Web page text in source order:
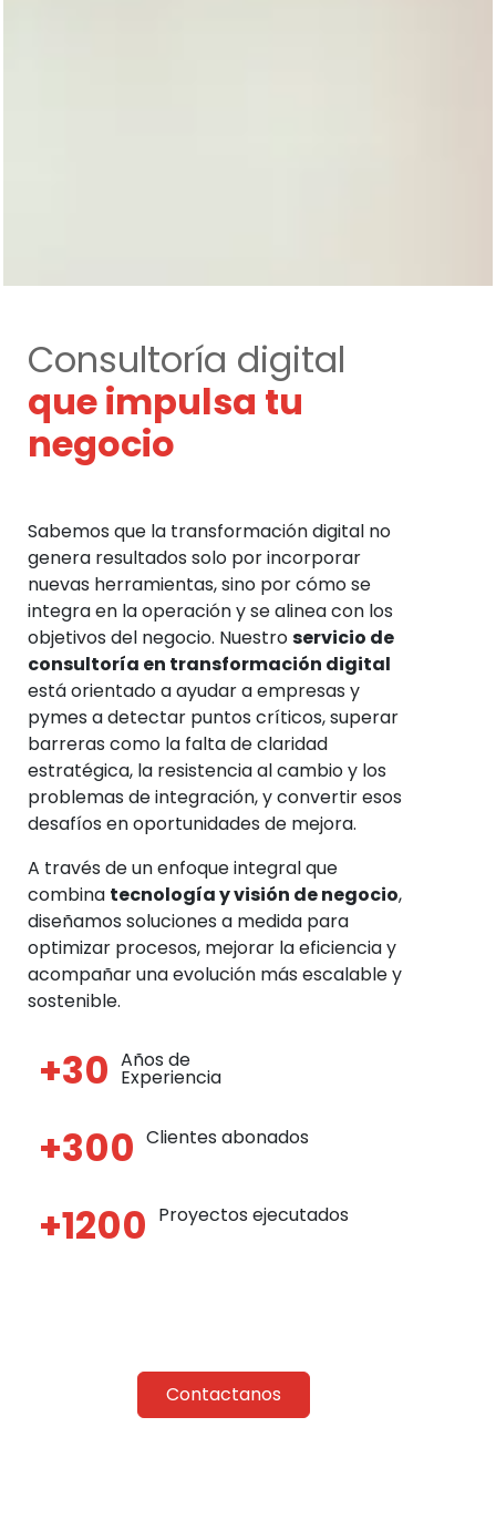
Consultoría digital
que impulsa tu
negocio
Sabemos que la transformación digital no
genera resultados solo por incorporar
nuevas herramientas, sino por cómo se
integra en la operación y se alinea con los
objetivos del negocio. Nuestroservicio de
consultoría en transformación digital
está orientado a ayudar a empresas y
pymes a detectar puntos críticos, superar
barreras como la falta de claridad
estratégica, la resistencia al cambio y los
problemas de integración, y convertir esos
desafíos en oportunidades de mejora.
A través de un enfoque integral que
combina tecnología y visión de negocio,
diseñamos soluciones a medida para
optimizar procesos, mejorar la eficiencia y
acompañar una evolución más escalable y
sostenible.
+30 Años de
Experiencia
+300 Clientes abonados
+1200 Proyectos ejecutados
Contactanos